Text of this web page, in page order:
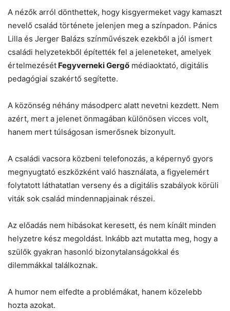
A nézők arról dönthettek, hogy kisgyermeket vagy kamaszt
nevelő család története jelenjen meg a színpadon. Pánics
Lilla és Jerger Balázs színművészek ezekből a jól ismert
családi helyzetekből építették fel a jeleneteket, amelyek
értelmezését Fegyverneki Gergő médiaoktató, digitális
pedagógiai szakértő segítette.
A közönség néhány másodperc alatt nevetni kezdett. Nem
azért, mert a jelenet önmagában különösen vicces volt,
hanem mert túlságosan ismerősnek bizonyult.
A családi vacsora közbeni telefonozás, a képernyő gyors
megnyugtató eszközként való használata, a figyelemért
folytatott láthatatlan verseny és a digitális szabályok körüli
viták sok család mindennapjainak részei.
Az előadás nem hibásokat keresett, és nem kínált minden
helyzetre kész megoldást. Inkább azt mutatta meg, hogy a
szülők gyakran hasonló bizonytalanságokkal és
dilemmákkal találkoznak.
A humor nem elfedte a problémákat, hanem közelebb
hozta azokat.